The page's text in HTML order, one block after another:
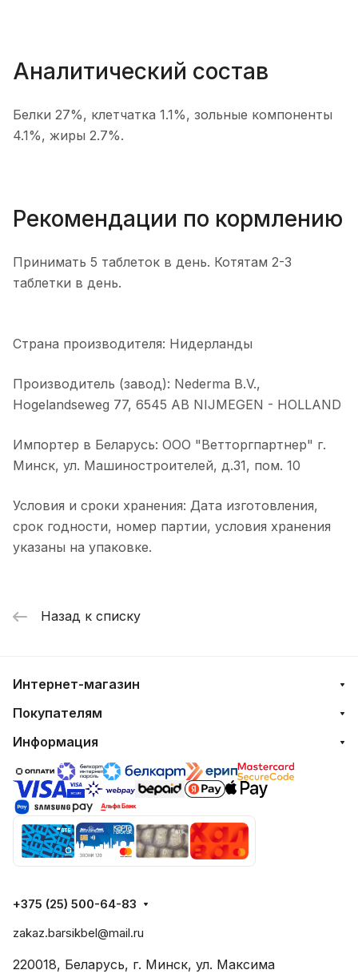
Аналитический состав
Белки 27%, клетчатка 1.1%, зольные компоненты
4.1%, жиры 2.7%.
Рекомендации по кормлению
Принимать 5 таблеток в день. Котятам 2-3
таблетки в день.
Страна производителя: Нидерланды
Производитель (завод): Nederma B.V.,
Hogelandseweg 77, 6545 AB NIJMEGEN - HOLLAND
Импортер в Беларусь: ООО "Ветторгпартнер" г.
Минск, ул. Машиностроителей, д.31, пом. 10
Условия и сроки хранения: Дата изготовления,
срок годности, номер партии, условия хранения
указаны на упаковке.
Назад к списку
Интернет-магазин
Покупателям
Информация
+375 (25) 500-64-83
zakaz.barsikbel@mail.ru
220018, Беларусь, г. Минск, ул. Максима